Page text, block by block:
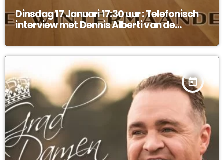
Dinsdag 17 Januari 17:30 uur : Telefonisch
interview met Dennis Alberti van de
today